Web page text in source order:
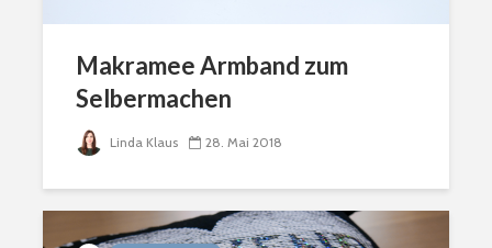
Makramee Armband zum
Selbermachen
Linda Klaus 28. Mai 2018